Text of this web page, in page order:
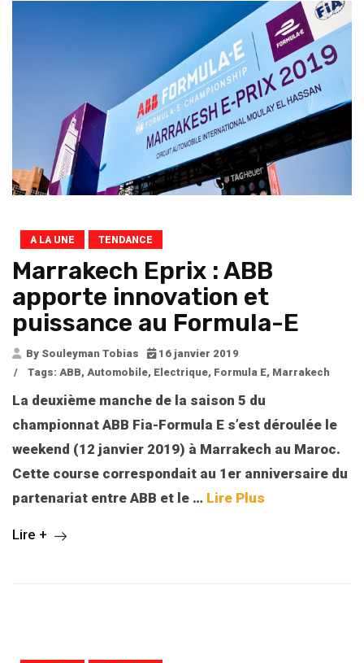
A LA UNE TENDANCE
Marrakech Eprix : ABB
apporte innovation et
puissance au Formula-E
By Souleyman Tobias
16 janvier 2019
/
Tags: ABB, Automobile, Electrique, Formula E, Marrakech
La deuxième manche de la saison 5 du
championnat ABB Fia-Formula E s’est déroulée le
weekend (12 janvier 2019) à Marrakech au Maroc.
Cette course correspondait au 1er anniversaire du
partenariat entre ABB et le … Lire Plus
Lire +